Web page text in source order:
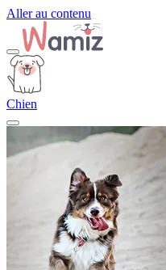
Aller au contenu
Chien